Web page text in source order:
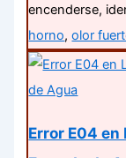
encenderse,
horno,olor
Error E04 en